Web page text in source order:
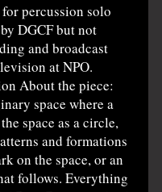
percussion solo
DGCF but not
and broadcast
at NPO.
About the piece:
space where a
space as a circle,
and formations
on the space, or an
follows. Everything